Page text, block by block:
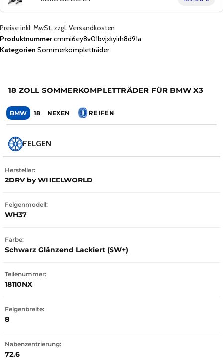
Preise inkl. MwSt. zzgl. Versandkosten
Produktnummercmmi6ey8v01bvjxkyirh8d91a
Kategorien Sommerkompletträder
18 ZOLL SOMMERKOMPLETTRÄDER FÜR BMW X3
BMW 18 NEXEN REIFEN
FELGEN
Hersteller:
2DRV by WHEELWORLD
Felgenmodell:
WH37
Farbe:
Schwarz Glänzend Lackiert (SW+)
Teilenummer:
18110NX
Felgenbreite:
8
Nabenzentrierung:
72.6